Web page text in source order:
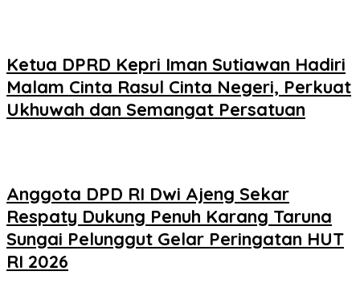
Ketua DPRD Kepri Iman Sutiawan Hadiri
Malam Cinta Rasul Cinta Negeri, Perkuat
Ukhuwah dan Semangat Persatuan
Anggota DPD RI Dwi Ajeng Sekar
Respaty Dukung Penuh Karang Taruna
Sungai Pelunggut Gelar Peringatan HUT
RI 2026